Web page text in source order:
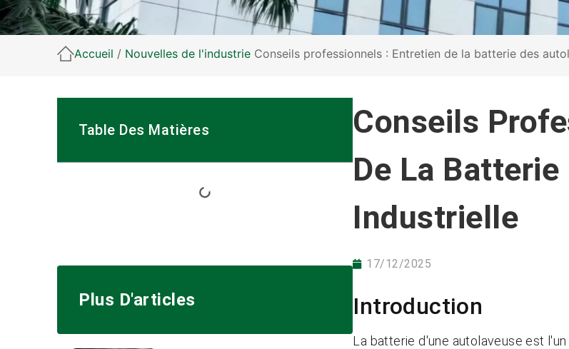
Accueil / Nouvelles de l'industrie Conseils professionnels : Entretien de la batterie des
Table Des Matières
Plus D'articles
Conseils
De La
Industrielle
17/12/2025
Introduction
La batterie d'une autolaveuse est